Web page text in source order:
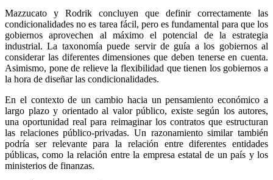
Mazzucato y Rodrik concluyen que definir correctamente las
condicionalidades no es tarea fácil, pero es fundamental para que los
gobiernos aprovechen al máximo el potencial de la estrategia
industrial. La taxonomía puede servir de guía a los gobiernos al
considerar las diferentes dimensiones que deben tenerse en cuenta.
Asimismo, pone de relieve la flexibilidad que tienen los gobiernos a
la hora de diseñar las condicionalidades.
En el contexto de un cambio hacia un pensamiento económico a
largo plazo y orientado al valor público, existe según los autores,
una oportunidad real para reimaginar los contratos que estructuran
las relaciones público-privadas. Un razonamiento similar también
podría ser relevante para la relación entre diferentes entidades
públicas, como la relación entre la empresa estatal de un país y los
ministerios de finanzas.